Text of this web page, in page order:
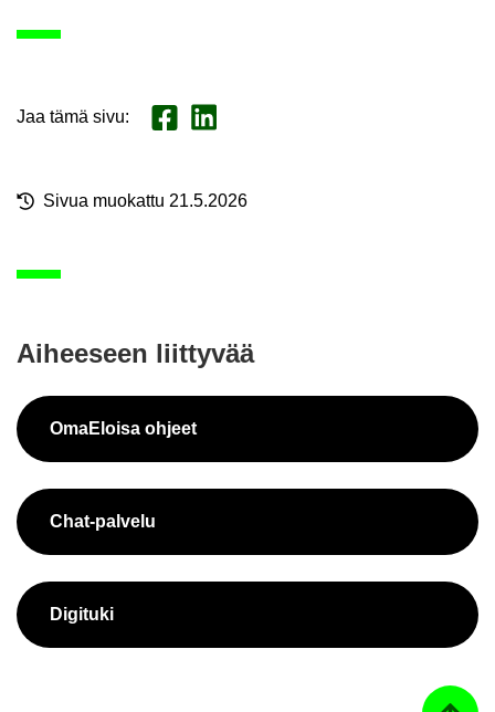
Jaa tämä sivu: Jaa Face­book
Jaa Lin­ke­dI­nis­sä
Sivua muo­kat­tu 21.5.2026
Ai­hee­seen liit­ty­vää
OmaE­loi­sa oh­jeet
Chat-​palvelu
Di­gi­tu­ki